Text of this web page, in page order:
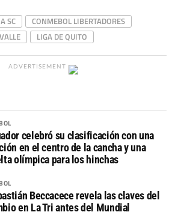
SC
CONMEBOL LIBERTADORES
LIGA DE QUITO
ADVERTISEMENT
celebró su clasificación con una
en el centro de la cancha y una
olímpica para los hinchas
Beccacece revela las claves del
en La Tri antes del Mundial